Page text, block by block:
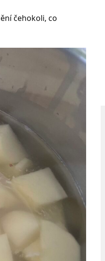
čehokoli, co